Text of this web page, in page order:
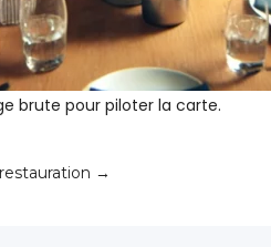
brute pour piloter la carte.
→